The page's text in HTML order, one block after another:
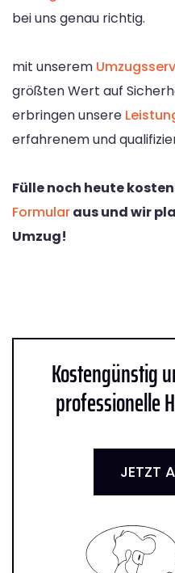
bei uns genau richtig.
mit unserem
größten Wert auf
erbringen unsere
erfahrenem und
Fülle noch heute
Formularaus und wir
Umzug!
Kostengünstig
professionelle
JETZT